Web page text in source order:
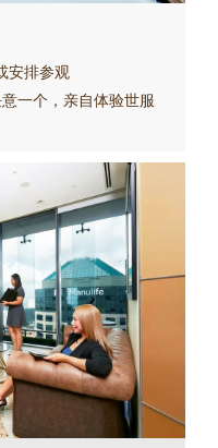
安排参观
一个，亲自体验世服